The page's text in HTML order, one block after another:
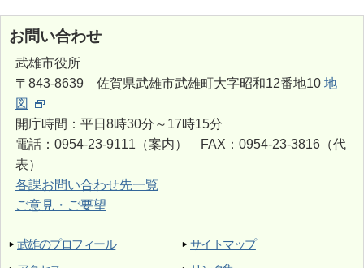
お問い合わせ
武雄市役所
〒843-8639 佐賀県武雄市武雄町大字昭和12番地10 地
図
開庁時間：平日8時30分～17時15分
電話：0954-23-9111（案内） FAX：0954-23-3816（代
表）
各課お問い合わせ先一覧
ご意見・ご要望
武雄のプロフィール
サイトマップ